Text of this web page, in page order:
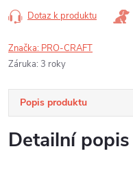
Dotaz k produktu
Značka: PRO-CRAFT
Záruka: 3 roky
Popis produktu
Detailní